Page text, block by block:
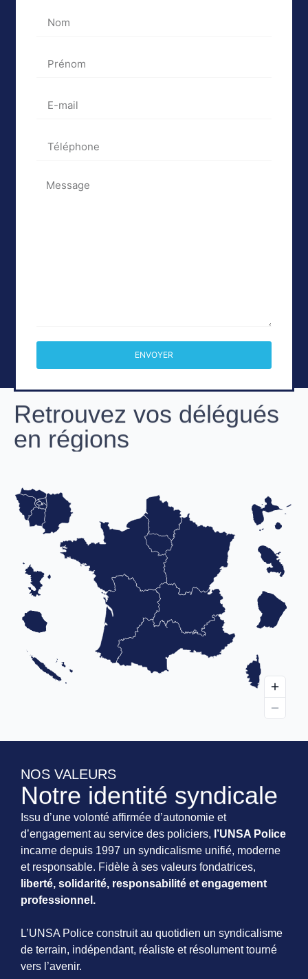
ENVOYER
Retrouvez vos délégués
en régions
NOS VALEURS
Notre identité syndicale
Issu d’une volonté affirmée d’autonomie et
d’engagement au service des policiers, l’UNSA Police
incarne depuis 1997 un syndicalisme unifié, moderne
et responsable. Fidèle à ses valeurs fondatrices,
liberté, solidarité, responsabilité et engagement
professionnel.
L’UNSA Police construit au quotidien un syndicalisme
de terrain, indépendant, réaliste et résolument tourné
vers l’avenir.